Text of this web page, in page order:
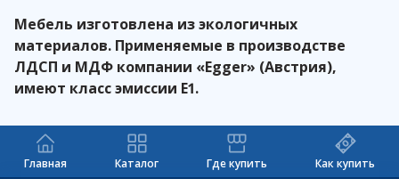
Мебель изготовлена из экологичных
материалов. Применяемые в производстве
ЛДСП и МДФ компании «Egger» (Австрия),
имеют класс эмиссии Е1.
Главная Каталог Где купить Как купить